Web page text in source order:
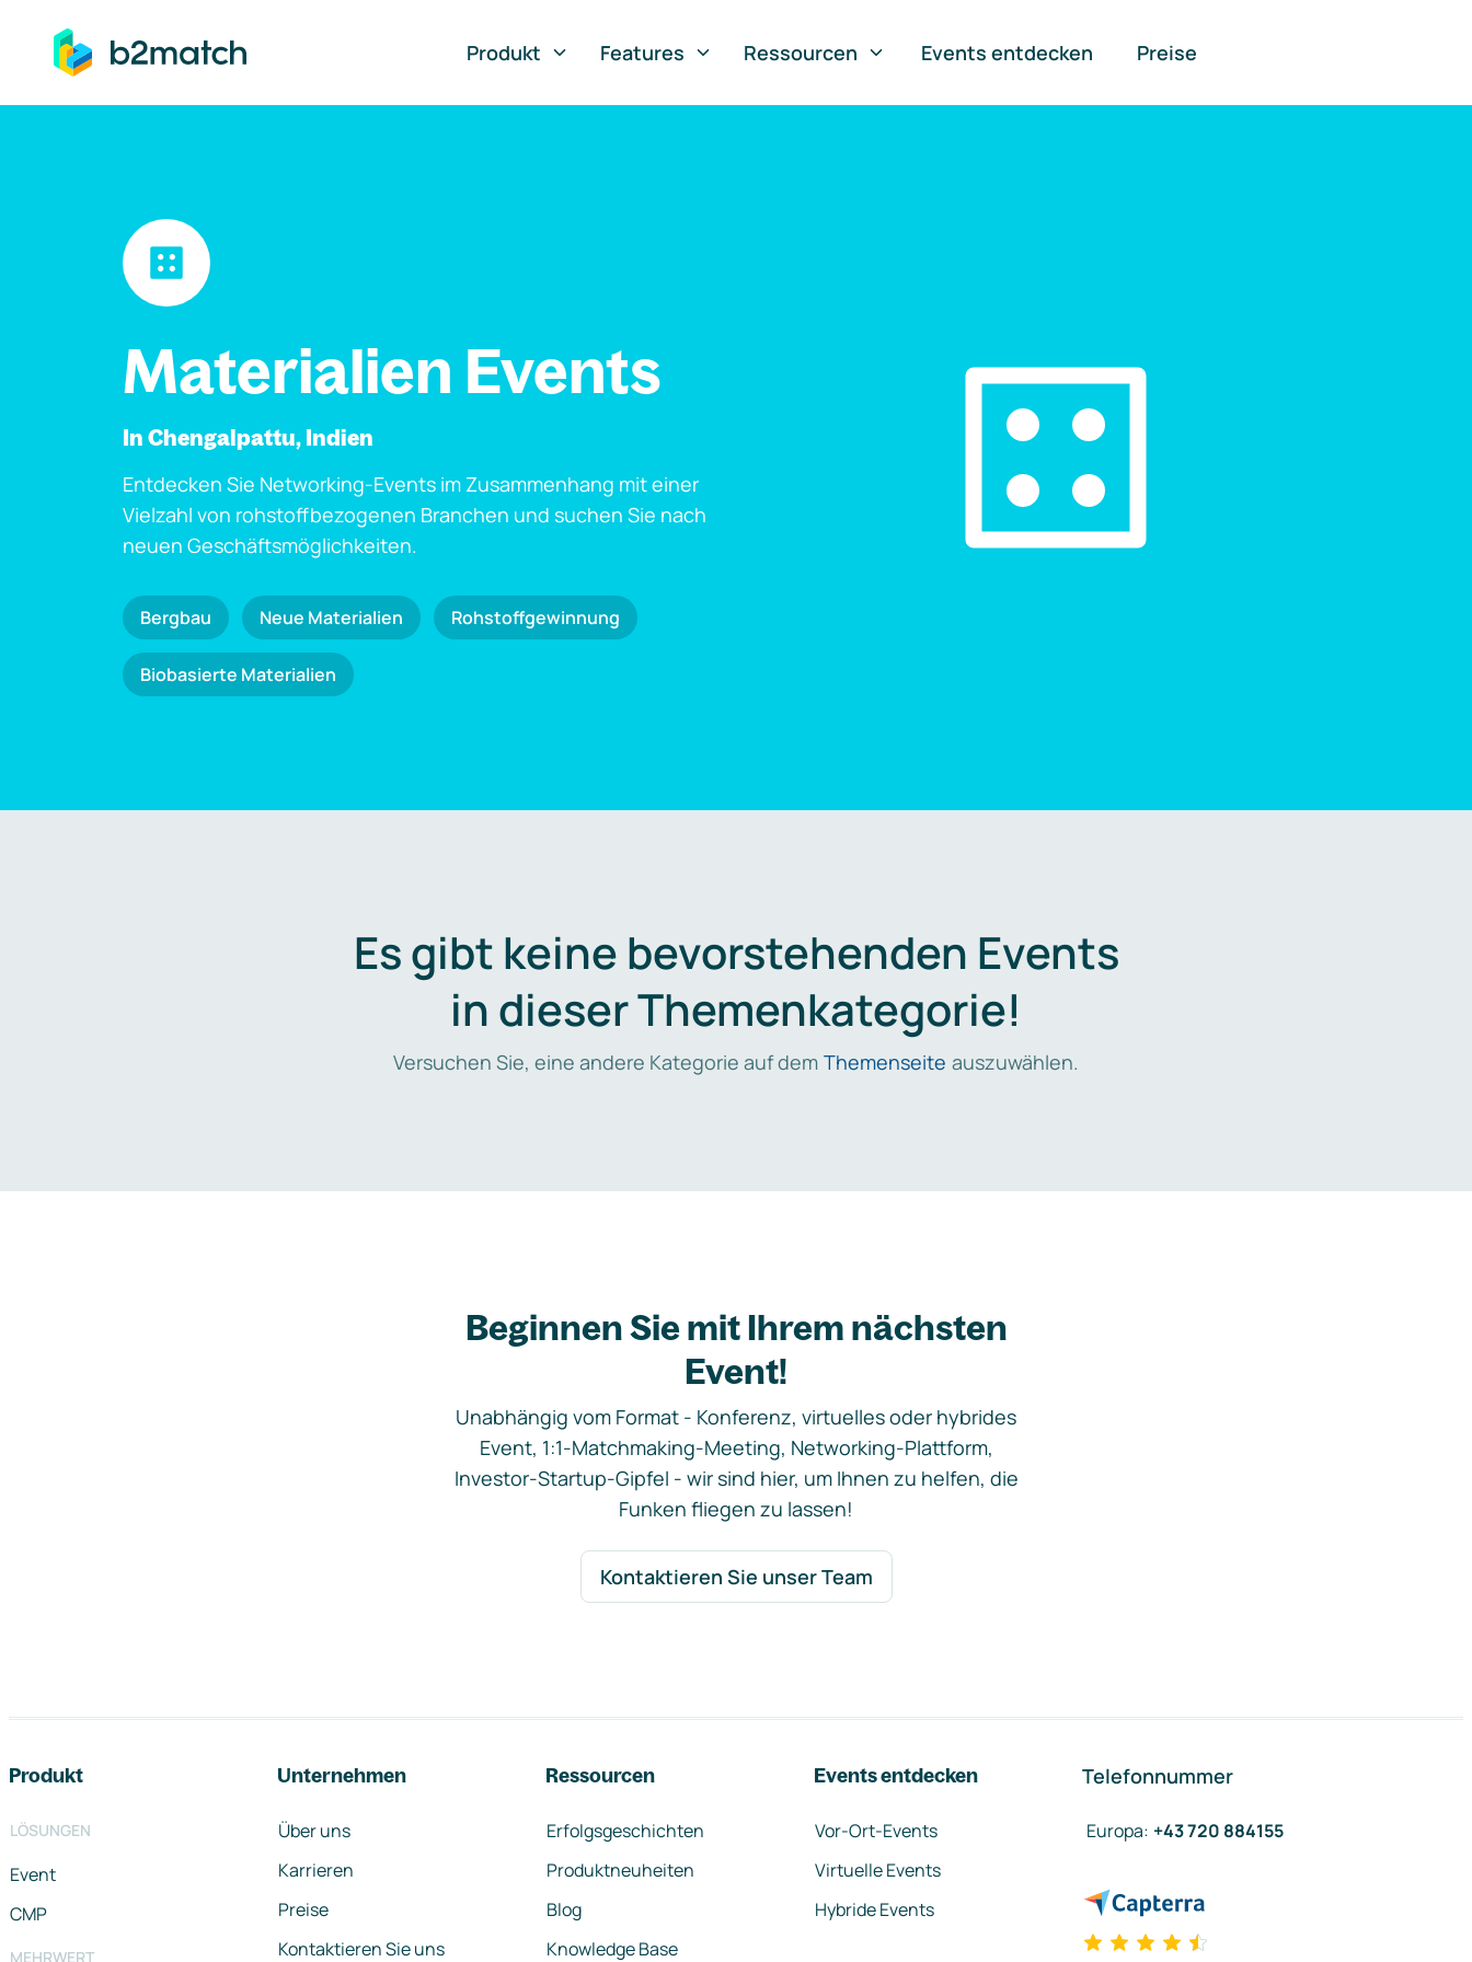
springen
Produkt
Features Ressourcen Events entdecken Preise
Materialien Events
In Chengalpattu, Indien
Entdecken Sie Networking-Events im Zusammenhang mit einer
Vielzahl von rohstoffbezogenen Branchen und suchen Sie nach
neuen Geschäftsmöglichkeiten.
Bergbau Neue Materialien Rohstoffgewinnung
Biobasierte Materialien
Es gibt keine bevorstehenden Events
in dieser Themenkategorie!
Versuchen Sie, eine andere Kategorie auf dem Themenseite auszuwählen.
Beginnen Sie mit Ihrem nächsten
Event!
Unabhängig vom Format - Konferenz, virtuelles oder hybrides
Event, 1:1-Matchmaking-Meeting, Networking-Plattform,
Investor-Startup-Gipfel - wir sind hier, um Ihnen zu helfen, die
Funken fliegen zu lassen!
Kontaktieren Sie unser Team
Produkt
LÖSUNGEN
Event
CMP
MEHRWERT
Unternehmen
Über uns
Karrieren
Preise
Kontaktieren Sie uns
Ressourcen
Erfolgsgeschichten
Produktneuheiten
Blog
Knowledge Base
Events entdecken
Vor-Ort-Events
Virtuelle Events
Hybride Events
Telefonnummer
Europa: +43 720 884155